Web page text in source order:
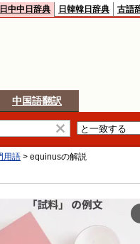
日中中日辞典 日韓韓日辞典 古語
中国語翻訳
用語 > equinusの解説